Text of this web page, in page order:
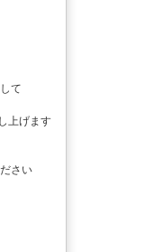
て
上げます
さい